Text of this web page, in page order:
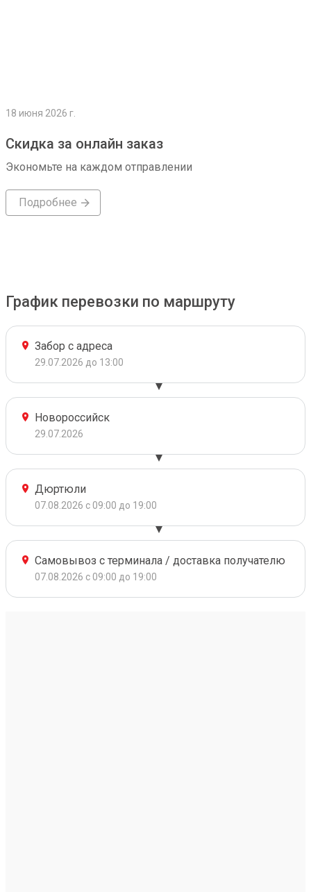
18 июня 2026 г.
Скидка за онлайн заказ
Экономьте на каждом отправлении
Подробнее
График перевозки по маршруту
Забор с адреса
29.07.2026 до 13:00
Новороссийск
29.07.2026
Дюртюли
07.08.2026 с 09:00 до 19:00
Самовывоз с терминала / доставка получателю
07.08.2026 с 09:00 до 19:00